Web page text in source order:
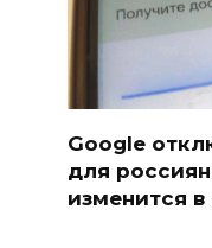
Google
для
изменится